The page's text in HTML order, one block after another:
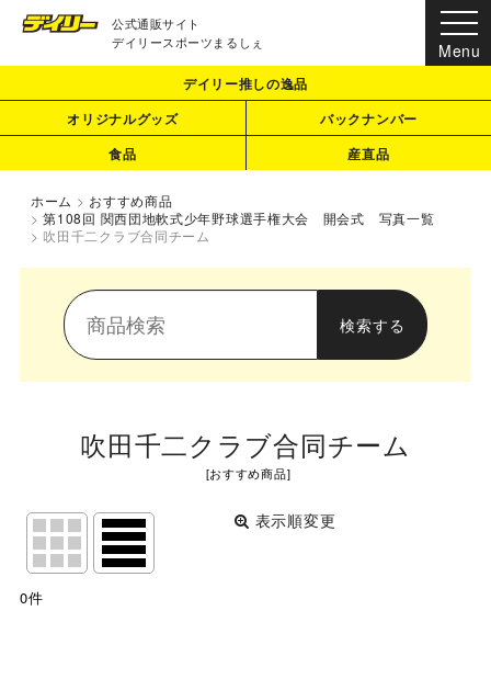
公式通販サイト
デイリースポーツまるしぇ
デイリー推しの逸品
オリジナルグッズ
バックナンバー
食品
産直品
ホーム > おすすめ商品
> 第108回 関西団地軟式少年野球選手権大会 開会式 写真一覧
> 吹田千二クラブ合同チーム
吹田千二クラブ合同チーム
[おすすめ商品]
表示順変更
表示数
0件